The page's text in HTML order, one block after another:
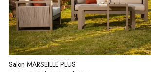
Salon MARSEILLE PLUS